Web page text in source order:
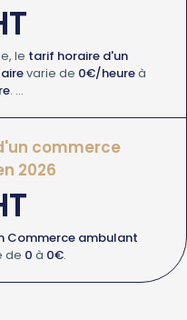
le tarif horaire d'un
varie de 0€/heureà
.
commerce
2026
Commerce ambulant
de 0 à 0€.